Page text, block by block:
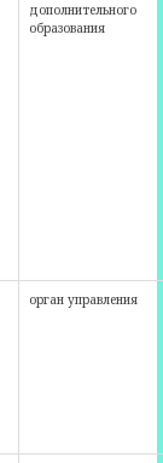
дополнительного
образования
орган управления